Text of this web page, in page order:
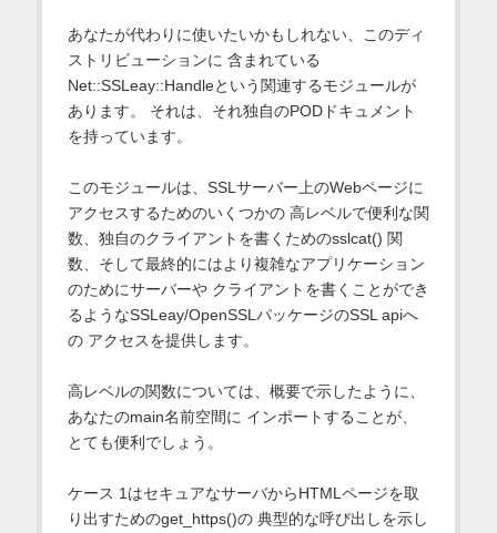
あなたが代わりに使いたいかもしれない、このディ
ストリビューションに 含まれている
Net::SSLeay::Handleという関連するモジュールが
あります。 それは、それ独自のPODドキュメント
を持っています。
このモジュールは、SSLサーバー上のWebページに
アクセスするためのいくつかの 高レベルで便利な関
数、独自のクライアントを書くためのsslcat() 関
数、そして最終的にはより複雑なアプリケーション
のためにサーバーや クライアントを書くことができ
るようなSSLeay/OpenSSLパッケージのSSL apiへ
の アクセスを提供します。
高レベルの関数については、概要で示したように、
あなたのmain名前空間に インポートすることが、
とても便利でしょう。
ケース 1はセキュアなサーバからHTMLページを取
り出すためのget_https()の 典型的な呼び出しを示し